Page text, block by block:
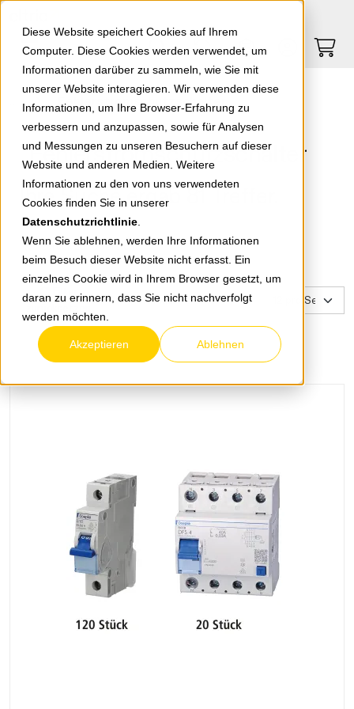
Diese Website speichert Cookies auf Ihrem
Computer. Diese Cookies werden verwendet, um
Informationen darüber zu sammeln, wie Sie mit
unserer Website interagieren. Wir verwenden diese
Informationen, um Ihre Browser-Erfahrung zu
verbessern und anzupassen, sowie für Analysen
und Messungen zu unseren Besuchern auf dieser
Website und anderen Medien. Weitere
Informationen zu den von uns verwendeten
Cookies finden Sie in unserer
Datenschutzrichtlinie
Wenn Sie ablehnen, werden Ihre Informationen
beim Besuch dieser Website nicht erfasst. Ein
einzelnes Cookie wird in Ihrem Browser gesetzt, um
daran zu erinnern, dass Sie nicht nachverfolgt
werden möchten.
Akzeptieren Ablehnen
Springe zu Hauptinhalt Springe zum Footer
0
Fehlerstromschutzschalter
Fehlerstromschutzschalter
Ihre Suche ergab 81 Treffer.
zurück zur Übersicht